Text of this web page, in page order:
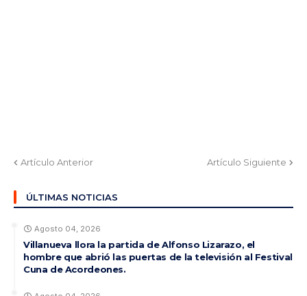
Artículo Anterior Artículo Siguiente
ÚLTIMAS NOTICIAS
Agosto 04, 2026
Villanueva llora la partida de Alfonso Lizarazo, el
hombre que abrió las puertas de la televisión al Festival
Cuna de Acordeones.